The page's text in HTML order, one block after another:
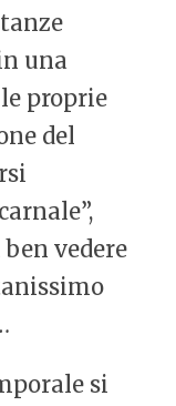
una
proprie
del
vedere
si